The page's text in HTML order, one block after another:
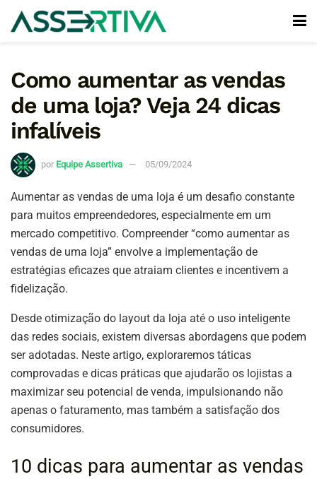
Como aumentar as vendas
de uma loja? Veja 24 dicas
infalíveis
por Equipe Assertiva 05/09/2024
Aumentar as vendas de uma loja é um desafio constante
para muitos empreendedores, especialmente em um
mercado competitivo. Compreender “como aumentar as
vendas de uma loja” envolve a implementação de
estratégias eficazes que atraiam clientes e incentivem a
fidelização.
Desde otimização do layout da loja até o uso inteligente
das redes sociais, existem diversas abordagens que podem
ser adotadas. Neste artigo, exploraremos táticas
comprovadas e dicas práticas que ajudarão os lojistas a
maximizar seu potencial de venda, impulsionando não
apenas o faturamento, mas também a satisfação dos
consumidores.
10 dicas para aumentar as vendas